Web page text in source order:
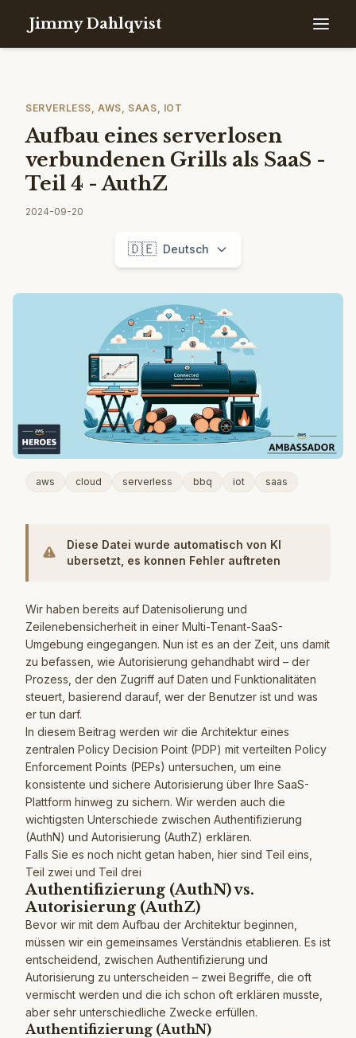
Jimmy Dahlqvist
SERVERLESS, AWS, SAAS, IOT
Aufbau eines serverlosen
verbundenen Grills als SaaS -
Teil 4 - AuthZ
2024-09-20
🇩🇪 Deutsch
aws cloud serverless bbq iot saas
Diese Datei wurde automatisch von KI
ubersetzt, es konnen Fehler auftreten
Wir haben bereits auf Datenisolierung und
Zeilenebensicherheit in einer Multi-Tenant-SaaS-
Umgebung eingegangen. Nun ist es an der Zeit, uns damit
zu befassen, wie Autorisierung gehandhabt wird – der
Prozess, der den Zugriff auf Daten und Funktionalitäten
steuert, basierend darauf, wer der Benutzer ist und was
er tun darf.
In diesem Beitrag werden wir die Architektur eines
zentralen Policy Decision Point (PDP) mit verteilten Policy
Enforcement Points (PEPs) untersuchen, um eine
konsistente und sichere Autorisierung über Ihre SaaS-
Plattform hinweg zu sichern. Wir werden auch die
wichtigsten Unterschiede zwischen Authentifizierung
(AuthN) und Autorisierung (AuthZ) erklären.
Falls Sie es noch nicht getan haben, hier sind Teil eins
Teil zwei und Teil drei
Authentifizierung (AuthN) vs.
Autorisierung (AuthZ)
Bevor wir mit dem Aufbau der Architektur beginnen,
müssen wir ein gemeinsames Verständnis etablieren. Es ist
entscheidend, zwischen Authentifizierung und
Autorisierung zu unterscheiden – zwei Begriffe, die oft
vermischt werden und die ich schon oft erklären musste,
aber sehr unterschiedliche Zwecke erfüllen.
Authentifizierung (AuthN)